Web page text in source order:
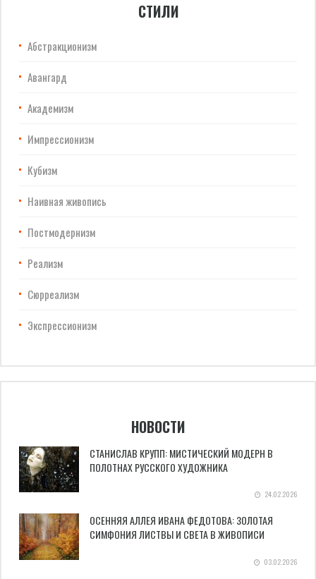
СТИЛИ
Абстракционизм
Авангард
Академизм
Импрессионизм
Кубизм
Наивная живопись
Постмодернизм
Реализм
Сюрреализм
Экспрессионизм
НОВОСТИ
СТАНИСЛАВ КРУПП: МИСТИЧЕСКИЙ МОДЕРН В
ПОЛОТНАХ РУССКОГО ХУДОЖНИКА
24.02.2026
ОСЕННЯЯ АЛЛЕЯ ИВАНА ФЕДОТОВА: ЗОЛОТАЯ
СИМФОНИЯ ЛИСТВЫ И СВЕТА В ЖИВОПИСИ
03.02.2026